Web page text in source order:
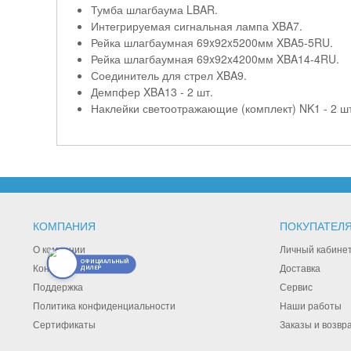
Тумба шлагбаума LBAR.
Интегрируемая сигнальная лампа XBA7.
Рейка шлагбаумная 69x92x5200мм XBA5-5RU.
Рейка шлагбаумная 69x92x4200мм XBA14-4RU.
Соединитель для стрел XBA9.
Демпфер XBA13 - 2 шт.
Наклейки светоотражающие (комплект) NK1 - 2
КОМПАНИЯ
О компании
Контакты
Поддержка
Политика конфиденциальности
Сертификаты
Личный
Доставка
Сервис
Наши работы
Заказы и
ОФИЦИАЛЬНЫЙ
ДИЛЕР